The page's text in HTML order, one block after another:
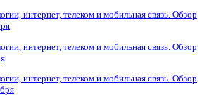
интернет, телеком и мобильная связь. Обзор
интернет, телеком и мобильная связь. Обзор
интернет, телеком и мобильная связь. Обзор